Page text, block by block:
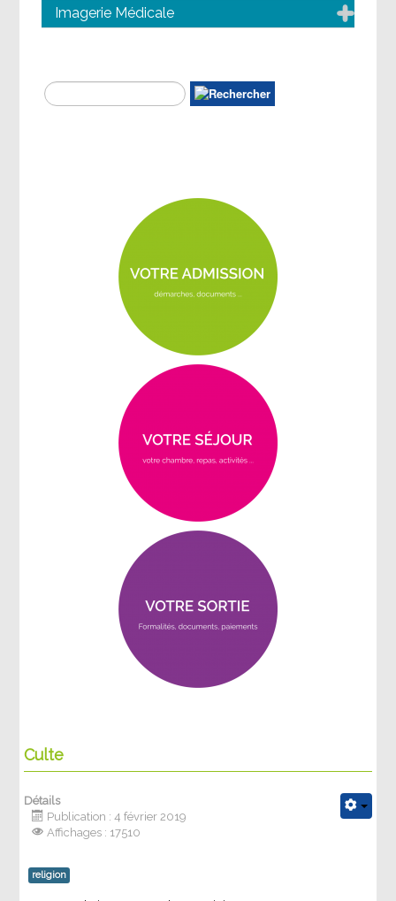
Imagerie Médicale
Culte
Détails
Publication : 4 février 2019
Affichages : 17510
religion